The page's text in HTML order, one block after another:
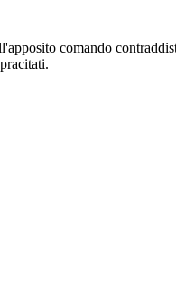
comando